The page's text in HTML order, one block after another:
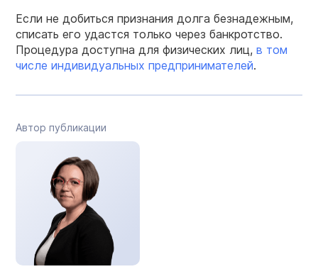
Если не добиться признания долга безнадежным,
списать его удастся только через банкротство.
Процедура доступна для физических лиц, в том
числе индивидуальных предпринимателей.
Автор публикации